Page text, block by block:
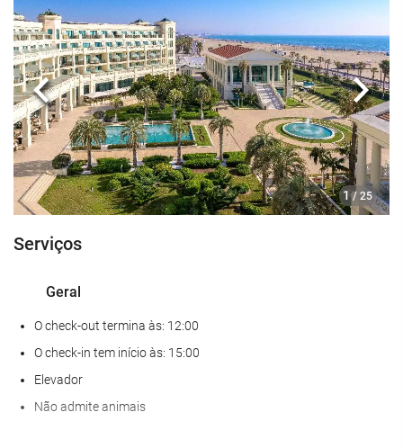
Banho turco / Sauna a vapor
Sauna
Academia
Alimentação e bebidas
Restaurante à la carte
Bar
Café no local
Serviços de receção
Piscina
Piscina infantil
1 / 25
Anterior
Serviços
Geral
O check-out termina às: 12:00
O check-in tem início às: 15:00
Elevador
Não admite animais